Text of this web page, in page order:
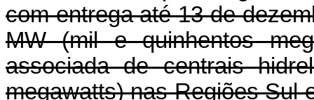
com entrega até 13 de
MW (mil e quinhentos
associada de centrais
megawatts) nas Regiões Sul